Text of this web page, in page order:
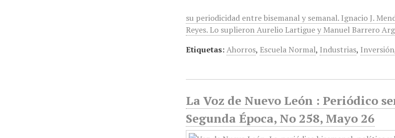
su periodicidad entre bisemanal y semanal. Ignacio J.
Reyes. Lo suplieron Aurelio Lartigue y Manuel Barrero
Etiquetas:Ahorros, Escuela Normal, Industrias, Inversión
La Voz de Nuevo León : Periódico
Segunda Época, No 258, Mayo 26